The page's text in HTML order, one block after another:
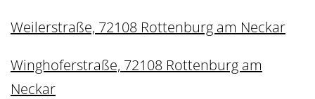
Weilerstraße, 72108 Rottenburg am Neckar
Winghoferstraße, 72108 Rottenburg am
Neckar